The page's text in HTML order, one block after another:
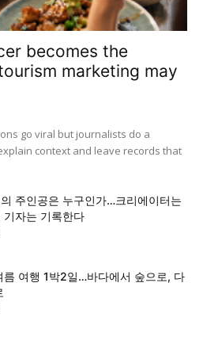
becomes the
marketing may
go viral but journalists do a
context and leave records that
주인공은 누구인가…크리에이터는
기자는 기록한다
름 여행 1박2일…바다에서 숲으로, 다